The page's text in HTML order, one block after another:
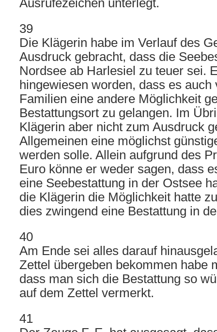
Ausrufezeichen unterlegt.
39
Die Klägerin habe im Verlauf des
Ausdruck gebracht, dass die
Nordsee ab Harlesiel zu teuer sei.
hingewiesen worden, dass es auch
Familien eine andere Möglichkeit
Bestattungsort zu gelangen. Im
Klägerin aber nicht zum Ausdruck
Allgemeinen eine möglichst
werden solle. Allein aufgrund des
Euro könne er weder sagen, dass
eine Seebestattung in der Ostsee
die Klägerin die Möglichkeit hatte
dies zwingend eine Bestattung in
40
Am Ende sei alles darauf
Zettel übergeben bekommen habe
dass man sich die Bestattung so
auf dem Zettel vermerkt.
41